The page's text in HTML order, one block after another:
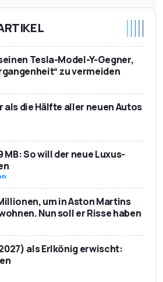
Tesla-Model-Y-Gegner,
zu vermeiden
als die Hälfte aller neuen Autos
MB: So will der neue Luxus-
um in Aston Martins
Nun soll er Risse haben
als Erlkönig erwischt: